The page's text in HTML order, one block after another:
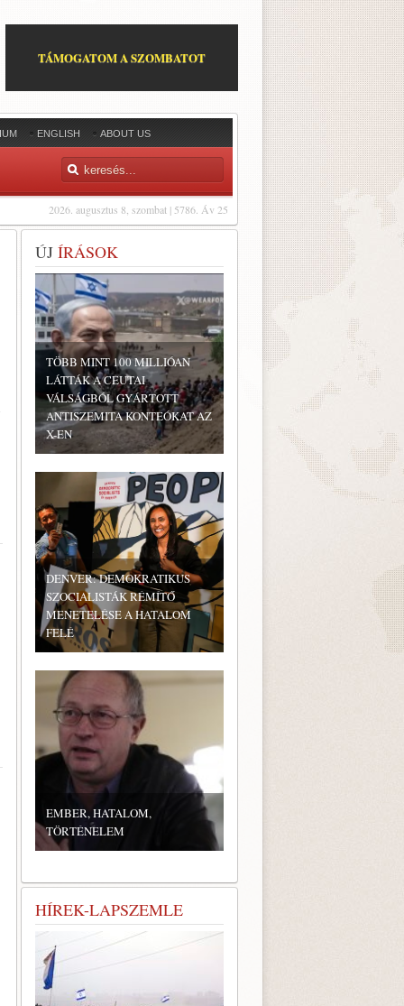
TÁMOGATOM A SZOMBATOT
ENGLISH ABOUT US
2026. augusztus 8, szombat | 5786. Áv 25
ÚJ ÍRÁSOK
TÖBB MINT 100 MILLIÓAN
LÁTTÁK A CEUTAI
VÁLSÁGBÓL GYÁRTOTT
ANTISZEMITA KONTEÓKAT AZ
X-EN
DENVER: DEMOKRATIKUS
SZOCIALISTÁK RÉMÍTŐ
MENETELÉSE A HATALOM
FELÉ
EMBER, HATALOM,
TÖRTÉNELEM
HÍREK-LAPSZEMLE